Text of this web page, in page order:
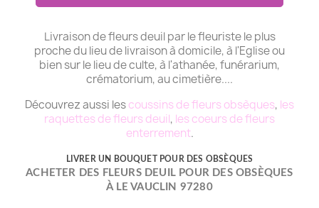
Livraison de fleurs deuil par le fleuriste le plus
proche du lieu de livraison à domicile, à l'Eglise ou
bien sur le lieu de culte, à l'athanée, funérarium,
crématorium, au cimetière....
Découvrez aussi lescoussins de fleurs obsèques, les
raquettes de fleurs deuil, les coeurs de fleurs
enterrement.
LIVRER UN BOUQUET POUR DES OBSÈQUES
ACHETER DES FLEURS DEUIL POUR DES OBSÈQUES
À LE VAUCLIN 97280